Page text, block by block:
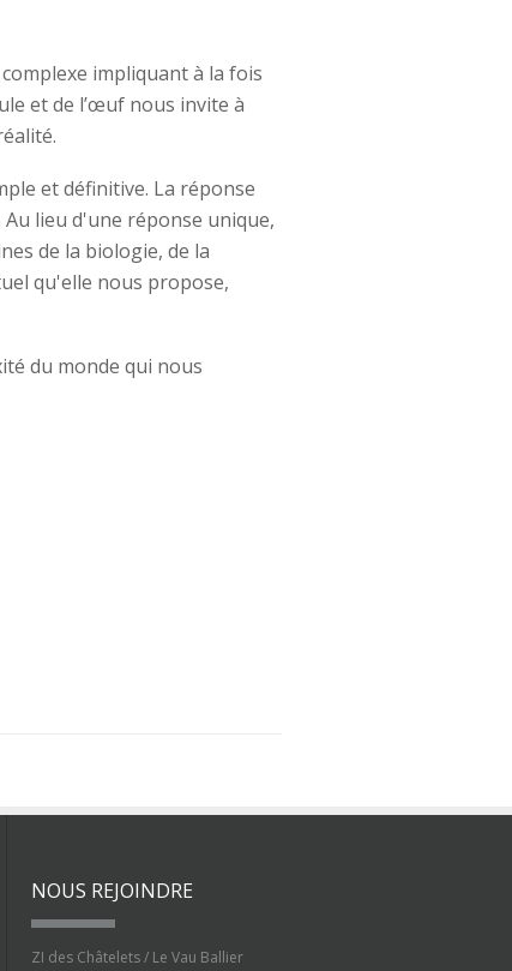
impliquant à la fois
et de l’œuf nous invite à
et définitive. La réponse
lieu d'une réponse unique,
de la biologie, de la
qu'elle nous propose,
du monde qui nous
NOUS REJOINDRE
ZI des Châtelets / Le Vau Ballier